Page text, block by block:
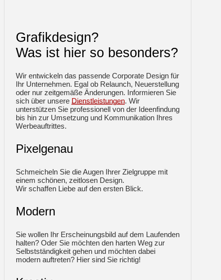
Grafikdesign?
Was ist hier so besonders?
Wir entwickeln das passende Corporate Design für
Ihr Unternehmen. Egal ob Relaunch, Neuerstellung
oder nur zeitgemäße Änderungen. Informieren Sie
sich über unsere Dienstleistungen. Wir
unterstützen Sie professionell von der Ideenfindung
bis hin zur Umsetzung und Kommunikation Ihres
Werbeauftrittes.
Pixelgenau
Schmeicheln Sie die Augen Ihrer Zielgruppe mit
einem schönen, zeitlosen Design.
Wir schaffen Liebe auf den ersten Blick.
Modern
Sie wollen Ihr Erscheinungsbild auf dem Laufenden
halten? Oder Sie möchten den harten Weg zur
Selbstständigkeit gehen und möchten dabei
modern auftreten? Hier sind Sie richtig!